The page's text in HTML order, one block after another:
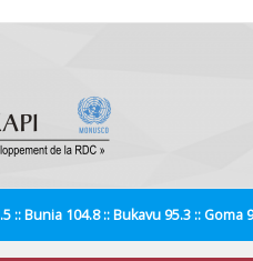
:: Bunia 104.8 :: Bukavu 95.3 ::